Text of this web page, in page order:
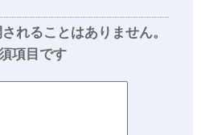
れることはありません。
項目です